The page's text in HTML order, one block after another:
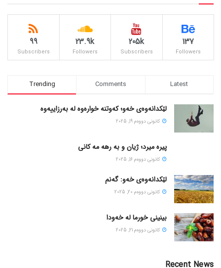
137
Followers
205k
Subscribers
23.9k
Followers
99
Subscribers
Trending Comments Latest
لێکدانەوەی خەو؛ کەوتنە خوارەوە لە بەرزاییەوە
كانونی دووه‌م 19, 2025
پیره میرد؛ ژیان و به رهه مه کانی
كانونی دووه‌م 16, 2025
لێکدانەوەی خەو: گەنم
كانونی دووه‌م 20, 2025
بینینی خورما لە خەودا
كانونی دووه‌م 21, 2025
Recent News